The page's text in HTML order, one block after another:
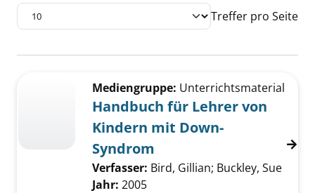
Treffer pro Seite
Zu den Suchfiltern springen
Mediengruppe: Unterrichtsmaterial
Handbuch für Lehrer von
Kindern mit Down-
Syndrom
Verfasser: Bird, Gillian; Buckley, Sue
Jahr: 2005